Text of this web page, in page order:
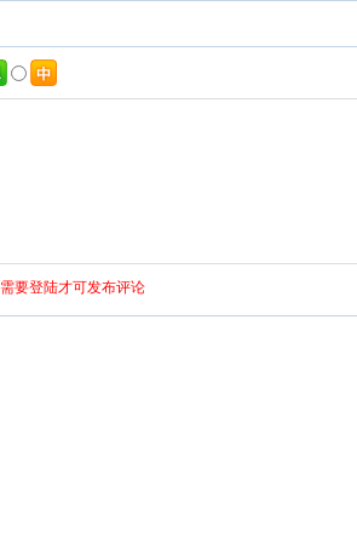
需要登陆才可发布评论